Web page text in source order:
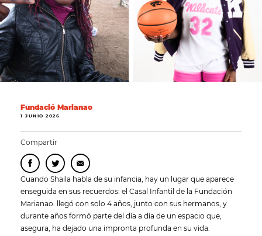
Fundació Marianao
1 JUNIO 2026
Compartir
Cuando Shaila habla de su infancia, hay un lugar que aparece
enseguida en sus recuerdos: el Casal Infantil de la Fundación
Marianao. llegó con solo 4 años, junto con sus hermanos, y
durante años formó parte del día a día de un espacio que,
asegura, ha dejado una impronta profunda en su vida.